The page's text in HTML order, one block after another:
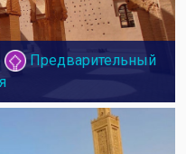
Предварительный